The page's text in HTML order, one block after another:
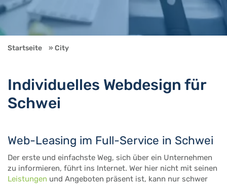
Startseite City
Individuelles Webdesign für
Schwei
Web-Leasing im Full-Service in Schwei
Der erste und einfachste Weg, sich über ein Unternehmen
zu informieren, führt ins Internet. Wer hier nicht mit seinen
Leistungen und Angeboten präsent ist, kann nur schwer